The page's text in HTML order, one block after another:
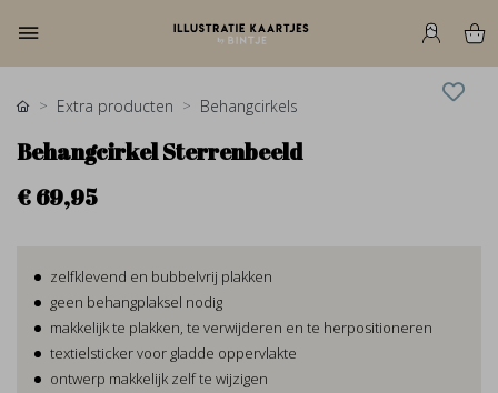
Extra producten Behangcirkels
Behangcirkel Sterrenbeeld
€ 69,95
zelfklevend en bubbelvrij plakken
geen behangplaksel nodig
makkelijk te plakken, te verwijderen en te herpositioneren
textielsticker voor gladde oppervlakte
ontwerp makkelijk zelf te wijzigen